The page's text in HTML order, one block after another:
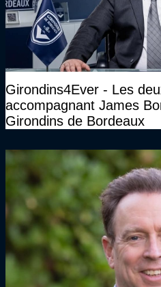
Girondins4Ever - Les
accompagnant James
Girondins de Bordeaux